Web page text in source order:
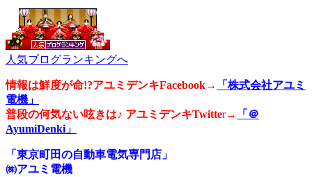
人気ブログランキングへ
情報は鮮度が命!?アユミデンキFacebook→
「株式会社アユミ
電機」
普段の何気ない呟きは♪ アユミデンキTwitter→
「＠
AyumiDenki」
「東京町田の自動車電気専門店」
㈱アユミ電機